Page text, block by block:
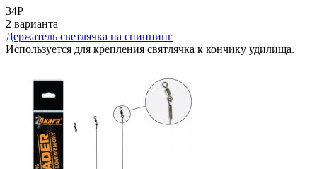
34Р
2 варианта
Держатель светлячка на спиннинг
Используется для крепления святлячка к кончику удилища.